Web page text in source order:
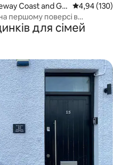
Coast and Gle Середня
4,94 (130)
першому поверсі в
для сімей